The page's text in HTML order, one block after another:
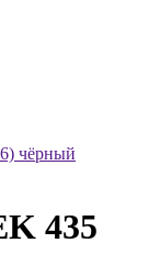
чёрный
435